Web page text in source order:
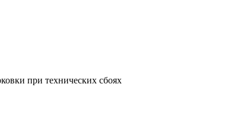
при технических сбоях